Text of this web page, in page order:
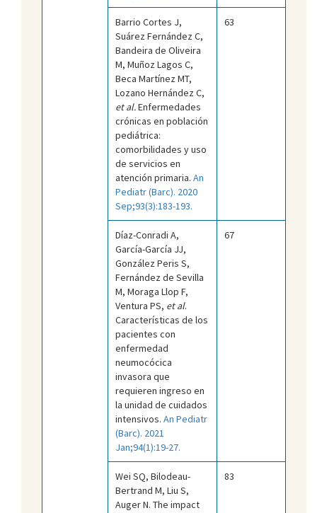
Barrio Cortes J,
Suárez Fernández C,
Bandeira de Oliveira
M, Muñoz Lagos C,
Beca Martínez MT,
Lozano Hernández C,
et al.Enfermedades
crónicas en población
pediátrica:
comorbilidades y uso
de servicios en
atención primaria. An
Pediatr (Barc). 2020
Sep;93(3):183-193.
63
Díaz-Conradi A,
García-García JJ,
González Peris S,
Fernández de Sevilla
M, Moraga Llop F,
Ventura PS, et al.
Características de los
pacientes con
enfermedad
neumocócica
invasora que
requieren ingreso en
la unidad de cuidados
intensivos. An Pediatr
(Barc). 2021
Jan;94(1):19-27.
67
Wei SQ, Bilodeau-
Bertrand M, Liu S,
Auger N. The impact
83